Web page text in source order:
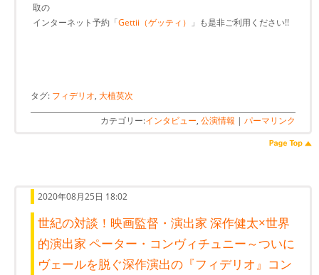
取の
インターネット予約「Gettii（ゲッティ） 」も是非ご利用ください!!
タグ: フィデリオ, 大植英次
カテゴリー:インタビュー, 公演情報 | パーマリンク
2020年08月25日 18:02
世紀の対談！映画監督・演出家 深作健太×世界
的演出家 ペーター・コンヴィチュニー～ついに
ヴェールを脱ぐ深作演出の『フィデリオ』コン